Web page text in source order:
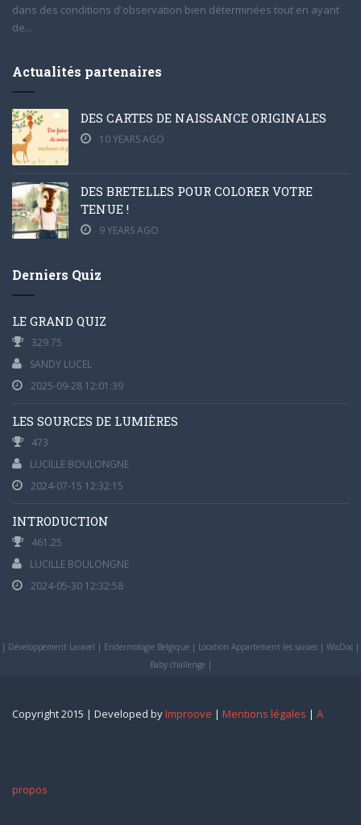
dans des conditions d'observation bien déterminées tout en ayant
de...
Actualités partenaires
DES CARTES DE NAISSANCE ORIGINALES
10 YEARS AGO
DES BRETELLES POUR COLORER VOTRE
TENUE !
9 YEARS AGO
Derniers Quiz
LE GRAND QUIZ
329.75
SANDY LUCEL
2025-09-28 12:01:39
LES SOURCES DE LUMIÈRES
473
LUCILLE BOULONGNE
2024-07-15 12:32:15
INTRODUCTION
461.25
LUCILLE BOULONGNE
2024-05-30 12:32:58
| Développement Laravel | Endermologie Belgique | Location Appartement les saisies | WisDoc |
Baby challenge|
Copyright 2015 | Developed byImproove | Mentions légales | A
propos